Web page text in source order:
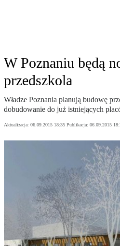
W Poznaniu będą
przedszkola
Władze Poznania planują budowę
dobudowanie do już istniejących
Aktualizacja: 06.09.2015 18:35 Publikacja: 06.09.2015